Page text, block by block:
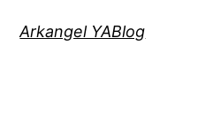
Arkangel YABlog